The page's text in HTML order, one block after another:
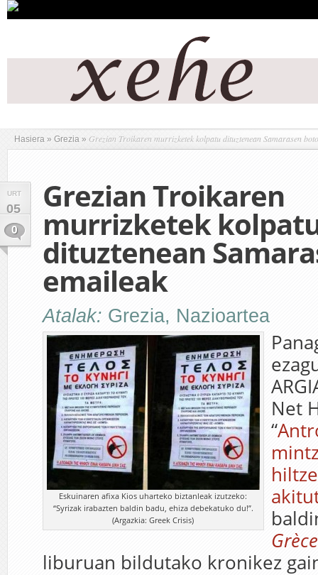
Hasiera » Grezia » Grezian Troikaren murrizketek kolpatu dituztenean Samarasen
URT
05
0
Grezian Troikaren
murrizketek
dituztenean
emaileak
Atalak: Grezia, Nazioartea
Eskuinaren afixa Kios uharteko biztanleak izutzeko:
“Syrizak irabazten baldin badu, ehiza debekatuko du!”.
(Argazkia: Greek Crisis)
Net
“
liburuan bildutako kronikez